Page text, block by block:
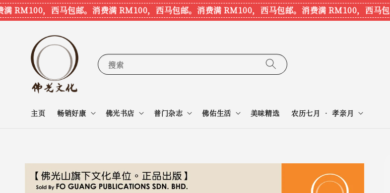
，西马包邮。消费满 RM100，西马包邮。消费满 RM100，西马包邮。消费满 RM100，西马包邮。
搜索
主页 畅销好康 佛光书店 普门杂志 佛佑生活 美味精选 农历七月 • 孝亲月